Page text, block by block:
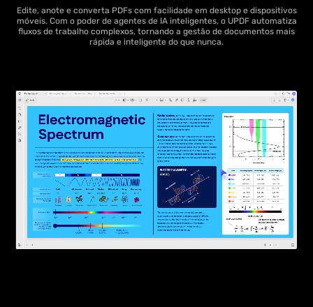
Edite, anote e converta PDFs com facilidade em desktop e dispositivos
móveis. Com o poder de agentes de IA inteligentes, o UPDF automatiza
fluxos de trabalho complexos, tornando a gestão de documentos mais
rápida e inteligente do que nunca.